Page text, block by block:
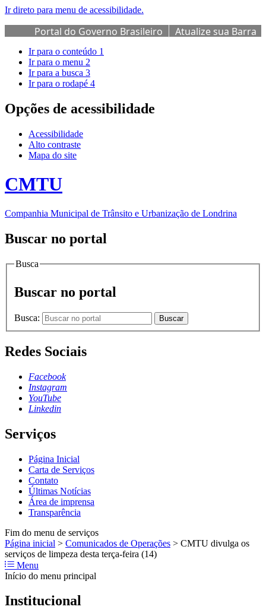
Ir direto para menu de acessibilidade.
Portal do Governo Brasileiro
Atualize sua Barra
de Governo
Ir para o conteúdo 1
Ir para o menu 2
Ir para a busca 3
Ir para o rodapé 4
Opções de acessibilidade
Acessibilidade
Alto contraste
Mapa do site
CMTU
Companhia Municipal de Trânsito e Urbanização de Londrina
Buscar no portal
Busca
Buscar no portal
Busca: Buscar
Redes Sociais
Facebook
Instagram
YouTube
Linkedin
Serviços
Página Inicial
Carta de Serviços
Contato
Últimas Notícias
Área de imprensa
Transparência
Fim do menu de serviços
Página inicial > Comunicados de Operações > CMTU divulga os
serviços de limpeza desta terça-feira (14)
Menu
Início do menu principal
Institucional